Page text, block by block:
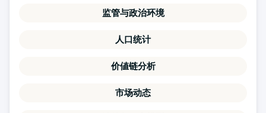
监管与政治环境
人口统计
价値链分析
市场动态